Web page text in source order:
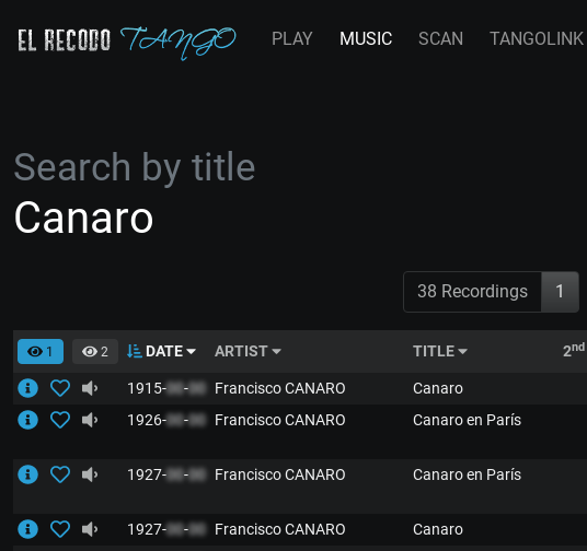
PLAY MUSIC SCAN TANGOLINK
Search by title
Canaro
38 Recordings 1
1 2 DATE ARTIST TITLE 2nd
1915-00-00 Francisco CANARO Canaro
1926-00-00 Francisco CANARO Canaro en París
1927-00-00 Francisco CANARO Canaro en París
1927-00-00 Francisco CANARO Canaro